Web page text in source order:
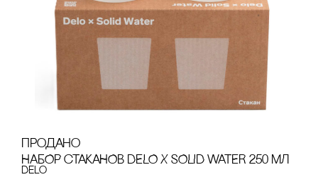
продано
НАБОР сТАКАНОВ DELO Х SOLID WATER 250 МЛ
Delo